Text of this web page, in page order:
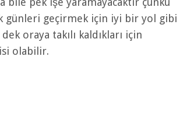
günleri geçirmek için iyi bir yol gibi
oraya takılı kaldıkları için
olabilir.